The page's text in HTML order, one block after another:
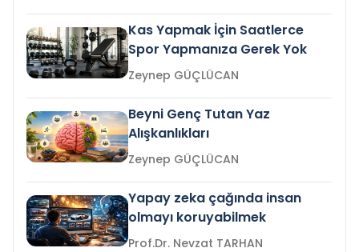
Kas Yapmak İçin Saatlerce
Spor Yapmanıza Gerek Yok
Zeynep GÜÇLÜCAN
Beyni Genç Tutan Yaz
Alışkanlıkları
Zeynep GÜÇLÜCAN
Yapay zeka çağında insan
olmayı koruyabilmek
Prof.Dr. Nevzat TARHAN